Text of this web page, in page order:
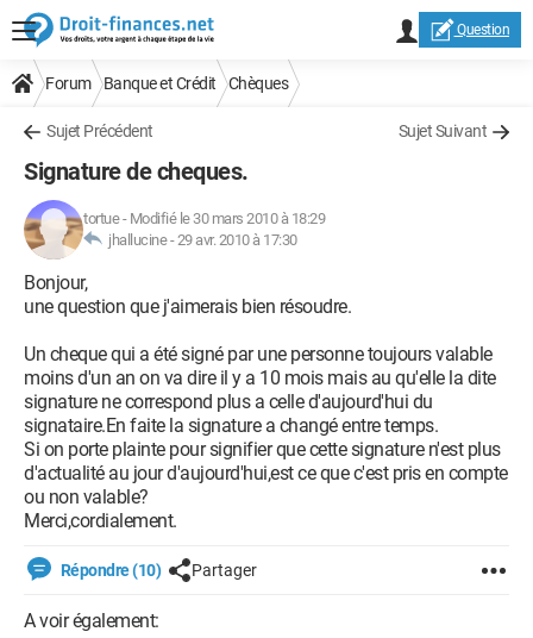
Question
Forum Banque et Crédit Chèques
Sujet Précédent Sujet Suivant
Signature de cheques.
tortue- Modifié le 30 mars 2010 à 18:29
jhallucine -29 avr. 2010 à 17:30
Bonjour,
une question que j'aimerais bien résoudre.
Un cheque qui a été signé par une personne toujours valable
moins d'un an on va dire il y a 10 mois mais au qu'elle la dite
signature ne correspond plus a celle d'aujourd'hui du
signataire.En faite la signature a changé entre temps.
Si on porte plainte pour signifier que cette signature n'est plus
d'actualité au jour d'aujourd'hui,est ce que c'est pris en compte
ou non valable?
Merci,cordialement.
Répondre (10) Partager
A voir également: